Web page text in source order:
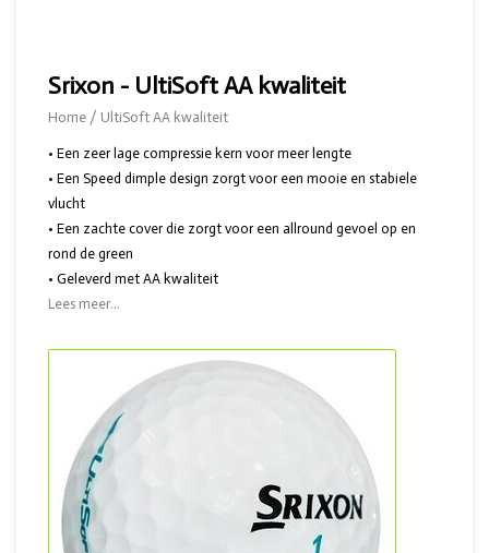
Srixon - UltiSoft AA kwaliteit
Home / UltiSoft AA kwaliteit
• Een zeer lage compressie kern voor meer lengte
• Een Speed dimple design zorgt voor een mooie en stabiele
vlucht
• Een zachte cover die zorgt voor een allround gevoel op en
rond de green
• Geleverd met AA kwaliteit
Lees meer...